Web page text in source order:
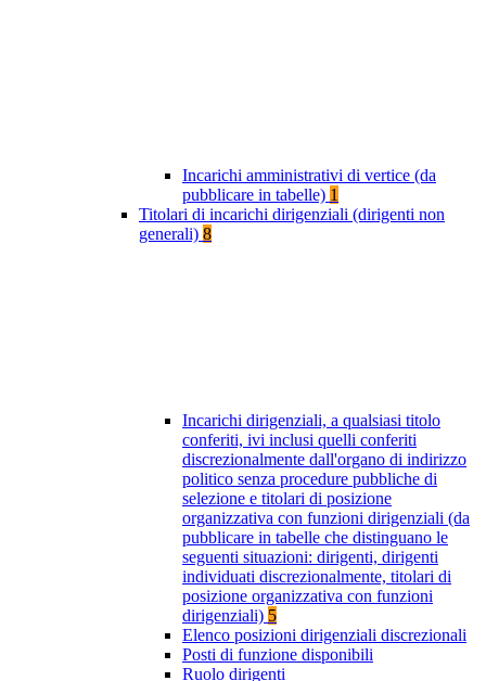
Incarichi amministrativi di vertice (da
pubblicare in tabelle) 1
Titolari di incarichi dirigenziali (dirigenti non
generali) 8
Incarichi dirigenziali, a qualsiasi titolo
conferiti, ivi inclusi quelli conferiti
discrezionalmente dall'organo di indirizzo
politico senza procedure pubbliche di
selezione e titolari di posizione
organizzativa con funzioni dirigenziali (da
pubblicare in tabelle che distinguano le
seguenti situazioni: dirigenti, dirigenti
individuati discrezionalmente, titolari di
posizione organizzativa con funzioni
dirigenziali) 5
Elenco posizioni dirigenziali discrezionali
Posti di funzione disponibili
Ruolo dirigenti